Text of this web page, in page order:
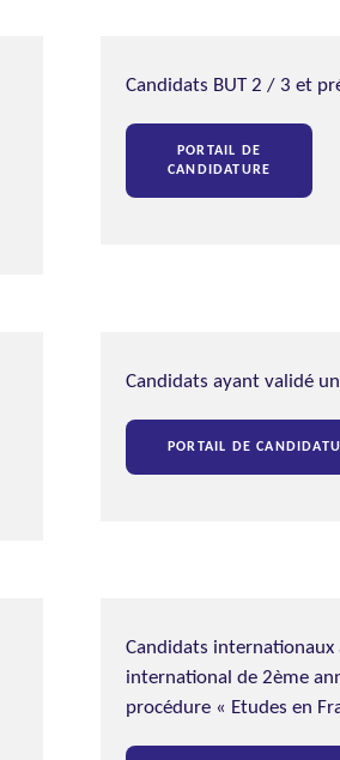
Candidats BUT 2 / 3 et
PORTAIL DE
CANDIDATURE
Candidats ayant validé
PORTAIL DE
Candidats internationaux
international de 2ème
procédure « Etudes en